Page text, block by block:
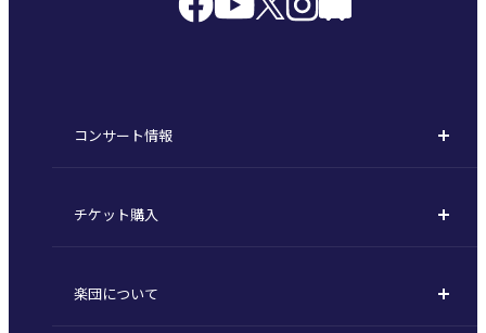
コンサート情報
定期演奏会
東京オペラシティシリーズ
チケット購入
定期会員券 / セット券
楽団について